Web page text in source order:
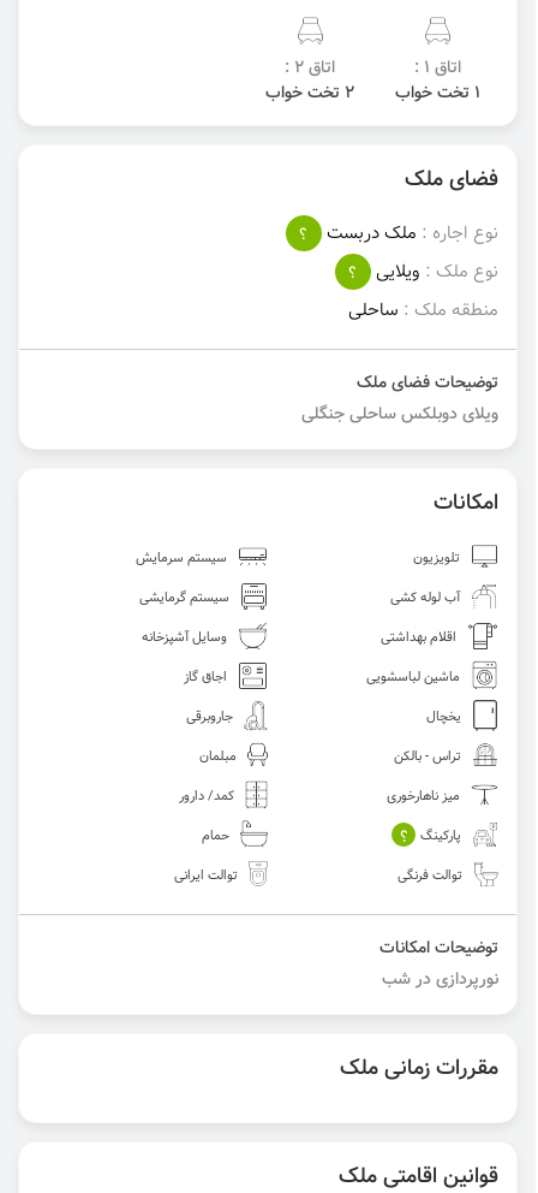
اتاق 1 :
1 تخت خواب
اتاق 2 :
2 تخت خواب
فضای ملک
نوع اجاره : ملک دربست
؟
نوع ملک : ویلایی
؟
منطقه ملک : ساحلی
توضیحات فضای ملک
ویلای دوبلکس ساحلی جنگلی
امکانات
تلویزیون
سیستم سرمایش
آب لوله کشی
سیستم گرمایشی
اقلام بهداشتی
وسایل آشپزخانه
ماشین لباسشویی
اجاق گاز
یخچال
جاروبرقی
تراس - بالکن
مبلمان
میز ناهارخوری
کمد/ دارور
پارکینگ
؟
حمام
توالت فرنگی
توالت ایرانی
توضیحات امکانات
نورپردازی در شب
مقررات زمانی ملک
قوانین اقامتی ملک